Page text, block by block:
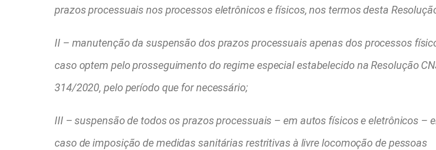
prazos processuais nos processos eletrônicos e físicos, nos termos desta
II – manutenção da suspensão dos prazos processuais apenas dos processos
caso optem pelo prosseguimento do regime especial estabelecido na Resolução
314/2020, pelo período que for necessário;
III – suspensão de todos os prazos processuais – em autos físicos e eletrônicos –
caso de imposição de medidas sanitárias restritivas à livre locomoção de pessoas